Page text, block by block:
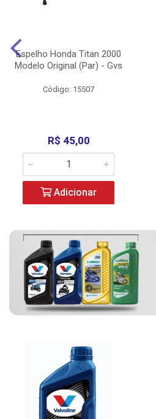
Espelho Honda Titan 2000
Modelo Original (Par) - Gvs
Código: 15507
R$ 45,00
Adicionar